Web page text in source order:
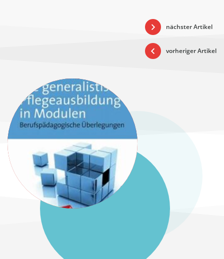
nächster Artikel
vorheriger Artikel